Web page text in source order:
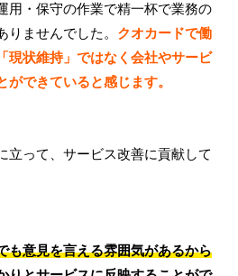
用・保守の作業で精一杯で業務の
りませんでした。 クオカードで働
現状維持」ではなく会社やサービ
ができていると感じます。
立って、サービス改善に貢献して
も意見を言える雰囲気があるから